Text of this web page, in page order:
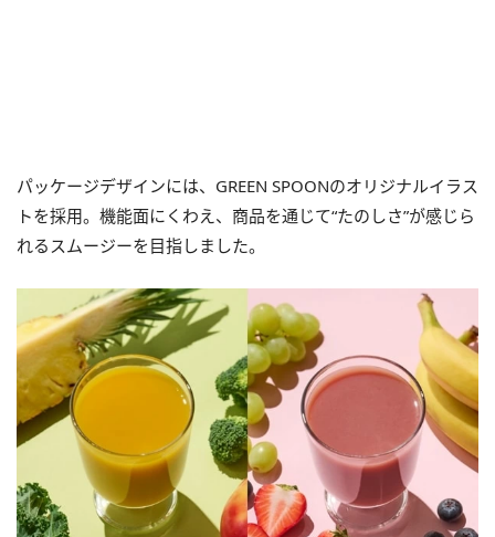
パッケージデザインには、GREEN SPOONのオリジナルイラス
トを採用。機能面にくわえ、商品を通じて“たのしさ”が感じら
れるスムージーを目指しました。